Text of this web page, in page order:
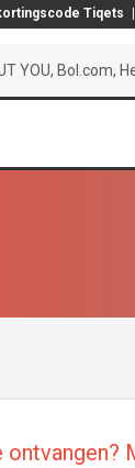
Tiqets